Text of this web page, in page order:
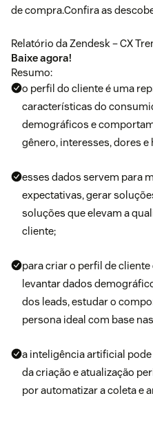
de compra.Confira as
Relatório da Zendesk – CX
Baixe agora!
Resumo:
o perfil do cliente é uma
características do
demográficos e
gênero, interesses, dores
esses dados servem para
expectativas, gerar
soluções que elevam a
cliente;
para criar o perfil de
levantar dados
dos leads, estudar o
persona ideal com base
a inteligência artificial
da criação e atualização
por automatizar a coleta e